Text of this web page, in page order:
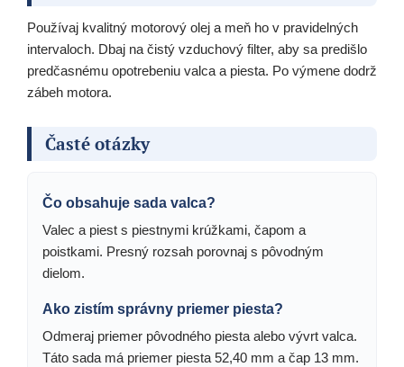
Používaj kvalitný motorový olej a meň ho v pravidelných
intervaloch. Dbaj na čistý vzduchový filter, aby sa predišlo
predčasnému opotrebeniu valca a piesta. Po výmene dodrž
zábeh motora.
Časté otázky
Čo obsahuje sada valca?
Valec a piest s piestnymi krúžkami, čapom a
poistkami. Presný rozsah porovnaj s pôvodným
dielom.
Ako zistím správny priemer piesta?
Odmeraj priemer pôvodného piesta alebo vývrt valca.
Táto sada má priemer piesta 52,40 mm a čap 13 mm.